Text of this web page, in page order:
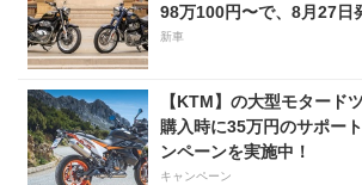
98万100円〜で、8月27日
新車
【KTM】の大型モタード
購入時に35万円のサポー
ンペーンを実施中！
キャンペーン